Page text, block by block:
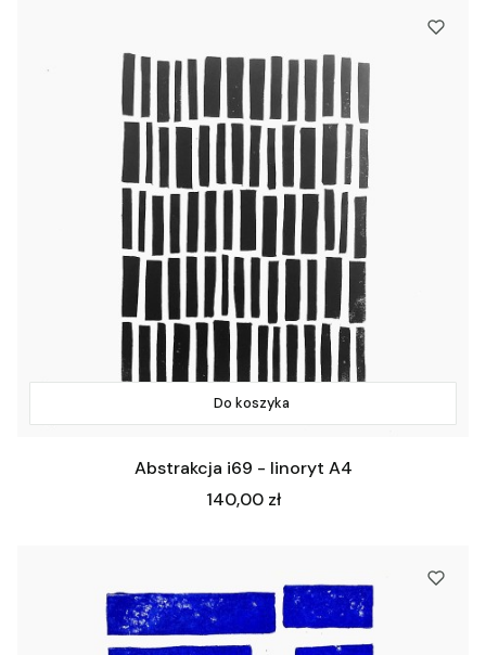
Do koszyka
Abstrakcja i69 - linoryt A4
Cena
140,00 zł